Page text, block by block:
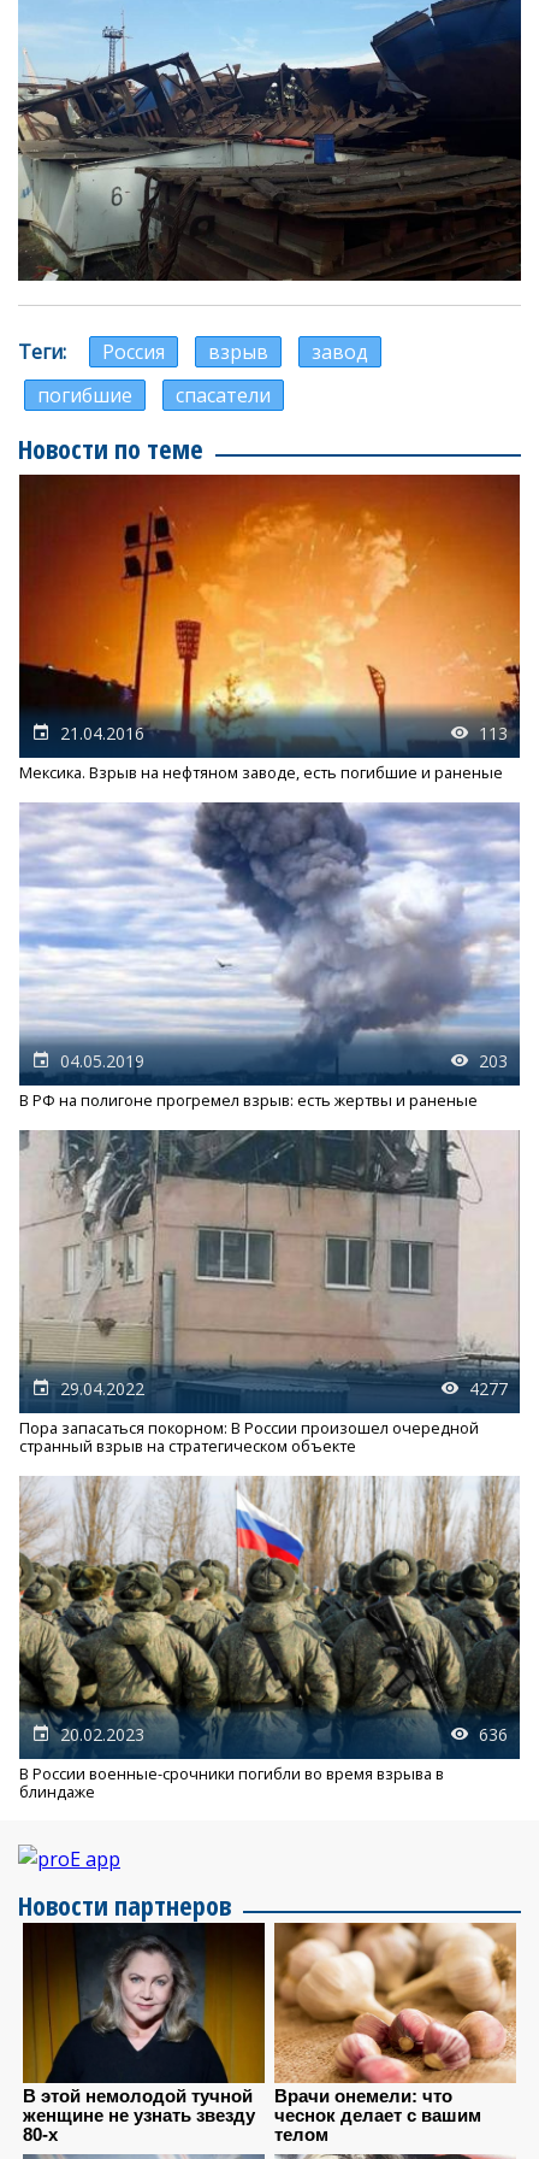
Теги Россия взрыв
завод
погибшие
спасатели
Новости по теме
21.04.2016 113
Мексика. Взрыв на нефтяном заводе, есть погибшие и раненые
04.05.2019 203
В РФ на полигоне прогремел взрыв: есть жертвы и раненые
29.04.2022 4277
Пора запасаться покорном: В России произошел очередной
странный взрыв на стратегическом объекте
20.02.2023 636
В России военные-срочники погибли во время взрыва в
блиндаже
Новости партнеров